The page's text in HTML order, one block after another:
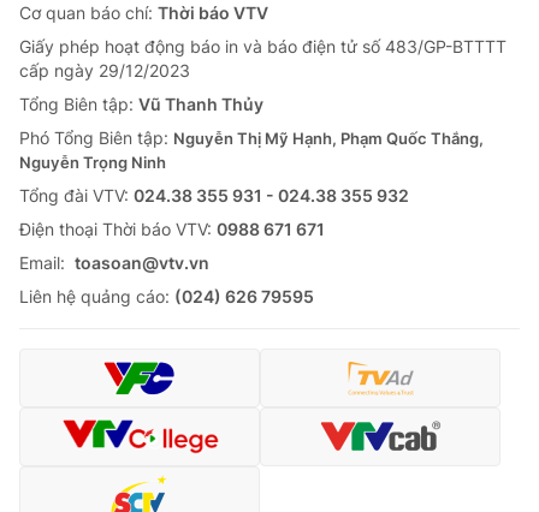
Cơ quan báo chí: Thời báo VTV
Giấy phép hoạt động báo in và báo điện tử số 483/GP-BTTTT
cấp ngày 29/12/2023
Tổng Biên tập: Vũ Thanh Thủy
Phó Tổng Biên tập: Nguyễn Thị Mỹ Hạnh, Phạm Quốc Thắng,
Nguyễn Trọng Ninh
Tổng đài VTV: 024.38 355 931 - 024.38 355 932
Ðiện thoại Thời báo VTV: 0988 671 671
Email: toasoan@vtv.vn
Liên hệ quảng cáo: (024) 626 79595